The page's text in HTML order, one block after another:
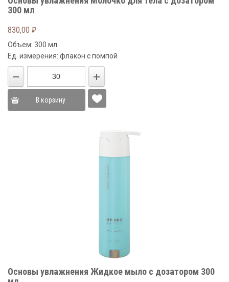
300 мл
830,00 ₽
Объем: 300 мл
Ед. измерения: флакон с помпой
В корзину
Основы увлажнения Жидкое мыло с дозатором 300